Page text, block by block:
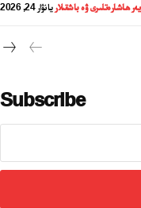
يەر ھاشارەتلىرى ۋە باشقىلار يانۋار 24, 2026
Subscribe